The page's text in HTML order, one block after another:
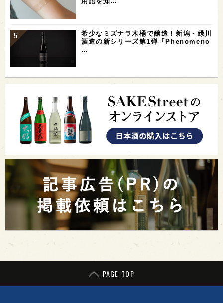
希少なミズナラ木桶で醸造！新潟・緑川
酒造の新シリーズ第1弾「Phenomeno
…
PAGE TOP